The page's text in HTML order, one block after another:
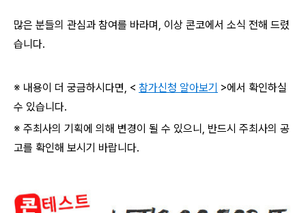
많은 분들의 관심과 참여를 바라며, 이상 콘코에서 소식 전해 드렸
습니다.
※ 내용이 더 궁금하시다면, < 참가신청 알아보기 >에서 확인하실
수 있습니다.
※ 주최사의 기획에 의해 변경이 될 수 있으니, 반드시 주최사의 공
고를 확인해 보시기 바랍니다.